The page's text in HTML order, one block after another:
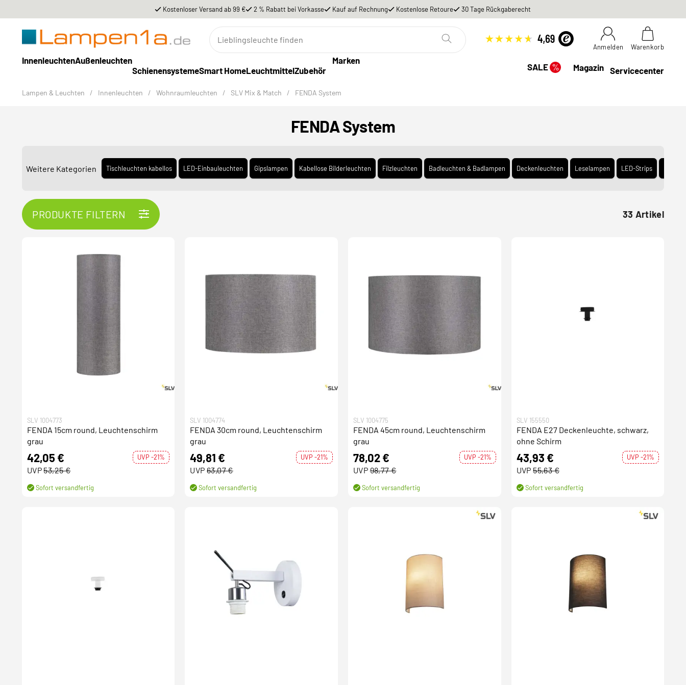
Kostenloser Versand ab 99 € 2 % Rabatt bei Vorkasse Kauf auf Rechnung Kostenlose Retoure 30 Tage Rückgaberecht
Anmelden Warenkorb
InnenleuchtenAußenleuchten
SchienensystemeSmart HomeLeuchtmittelZubehör
Marken
SALE% Magazin Servicecenter
Lampen & Leuchten / Innenleuchten / Wohnraumleuchten / SLV Mix & Match / FENDA System
FENDA System
Weitere Kategorien Tischleuchten kabellos LED-Einbauleuchten Gipslampen Kabellose Bilderleuchten Filzleuchten Badleuchten & Badlampen Deckenleuchten Leselampen LED-Strips
PRODUKTE FILTERN 33 Artikel
SLV 1004773
FENDA 15cm round, Leuchtenschirm
grau
42,05 € UVP -21%
UVP53,25 €
Sofort versandfertig
SLV 1004774
FENDA 30cm round, Leuchtenschirm
grau
49,81 € UVP -21%
UVP 63,07 €
Sofort versandfertig
SLV 1004775
FENDA 45cm round, Leuchtenschirm
grau
78,02 € UVP -21%
UVP98,77 €
Sofort versandfertig
SLV 155550
FENDA E27 Deckenleuchte, schwarz,
ohne Schirm
43,93 € UVP -21%
UVP 55,63 €
Sofort versandfertig